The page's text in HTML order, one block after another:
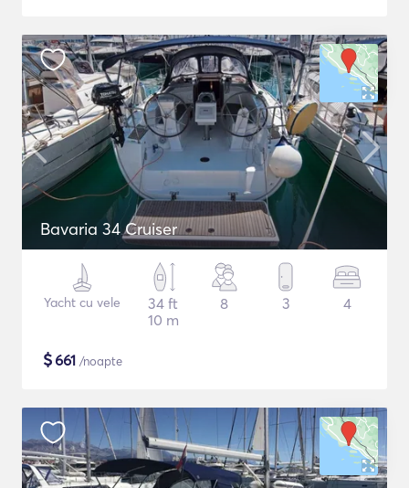
Bavaria 34 Cruiser
Yacht cu vele
34 ft
10 m
8 3 4
$661 /noapte